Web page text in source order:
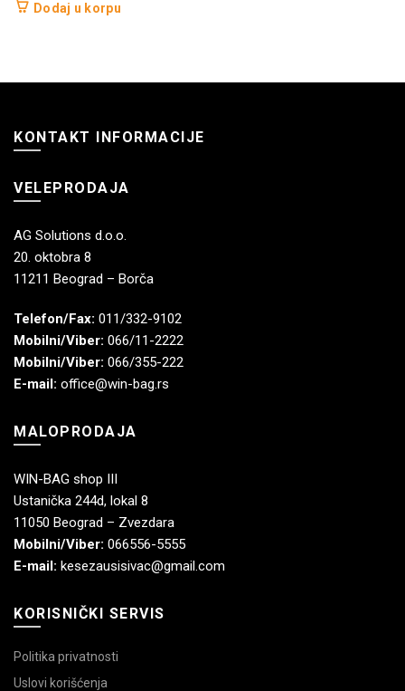
Dodaj u korpu
KONTAKT INFORMACIJE
VELEPRODAJA
AG Solutions d.o.o.
20. oktobra 8
11211 Beograd – Borča
Telefon/Fax: 011/332-9102
Mobilni/Viber: 066/11-2222
Mobilni/Viber: 066/355-222
E-mail: office@win-bag.rs
MALOPRODAJA
WIN-BAG shop III
Ustanička 244d, lokal 8
11050 Beograd – Zvezdara
Mobilni/Viber: 066556-5555
E-mail: kesezausisivac@gmail.com
KORISNIČKI SERVIS
Politika privatnosti
Uslovi korišćenja